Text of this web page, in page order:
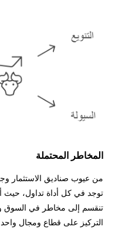
المخاطر المحتملة
من عيوب صناديق الاستثمار
توجد في كل أداة تداول، حيث
تنقسم إلى مخاطر في السوق
التركيز على قطاع ومجال واحد.